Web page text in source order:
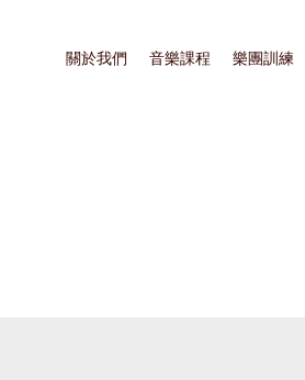
關於我們 音樂課程 樂團訓練